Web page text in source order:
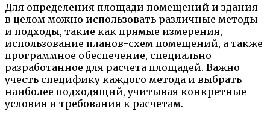
Для определения площади помещений и здания
в целом можно использовать различные методы
и подходы, такие как прямые измерения,
использование планов-схем помещений, а также
программное обеспечение, специально
разработанное для расчета площадей. Важно
учесть специфику каждого метода и выбрать
наиболее подходящий, учитывая конкретные
условия и требования к расчетам.